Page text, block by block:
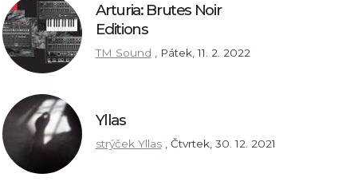
Arturia: Brutes Noir
Editions
TM Sound , Pátek, 11. 2. 2022
Yllas
strýček Yllas Čtvrtek, 30. 12. 2021